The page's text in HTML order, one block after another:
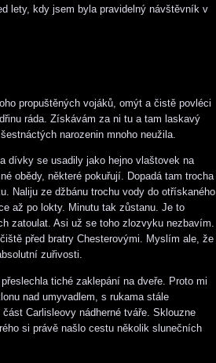
lety, kdy jsem byla pravidelný návštěvník v
propuštěných vojáků, omýt a čistě povléci
ráda. Získávám za ni tu a tam laskavý
narozenin mnoho neužila.
dívky se usadily jako hejno vlaštovek na
obědy, některé pokuřují. Dopadá tam trocha
Naliju ze džbánu trochu vody do otřískaného
až po lokty. Minutu tak zůstanu. Je to
zatoulat. Asi už se toho zlozvyku nezbavím.
před bratry Chesterovými. Myslím ale, že
zuřivosti.
tiché zaklepání na dveře. Proto mi
nad umyvadlem, s rukama stále
Carlisleovy nádherné tváře. Sklouzne
si právě našlo cestu několik slunečních